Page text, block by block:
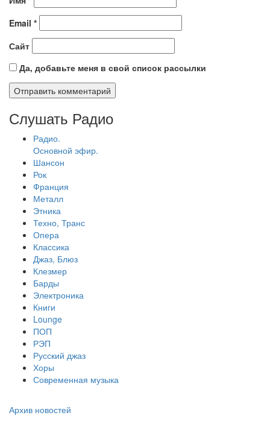
Email *
Сайт
Да, добавьте меня в свой список рассылки
Слушать Радио
Радио.
Основной эфир.
Шансон
Рок
Франция
Металл
Этника
Техно, Транс
Опера
Классика
Джаз, Блюз
Клезмер
Барды
Электроника
Книги
Lounge
ПОП
РЭП
Русский джаз
Хоры
Современная музыка
Архив новостей